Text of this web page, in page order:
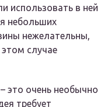
использовать в ней
небольших
нежелательны,
этом случае
это очень необычно
требует